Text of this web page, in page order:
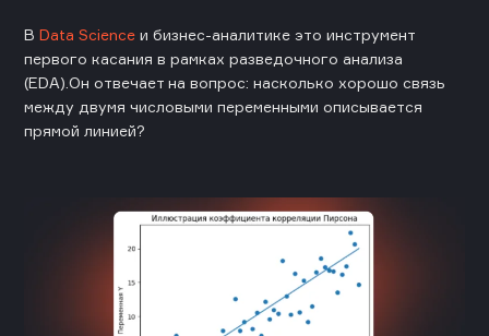
В Data Science и бизнес-аналитике это инструмент
первого касания в рамках разведочного анализа
(EDA).Он отвечает на вопрос: насколько хорошо связь
между двумя числовыми переменными описывается
прямой линией?